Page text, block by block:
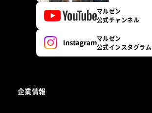
マルゼン
公式チャンネル
マルゼン
公式インスタグラム
企業情報